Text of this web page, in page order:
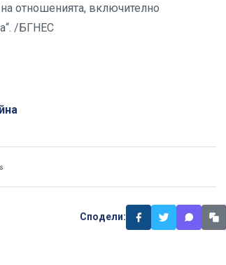
отношенията, включително
/БГНЕС
Сподели: